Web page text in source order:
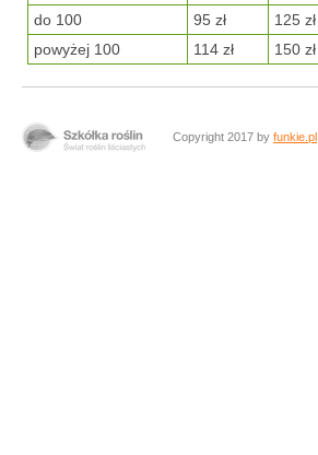
do 100
95 zł 125 zł
powyżej 100
114 zł 150 zł
Copyright 2017 by funkie.pl